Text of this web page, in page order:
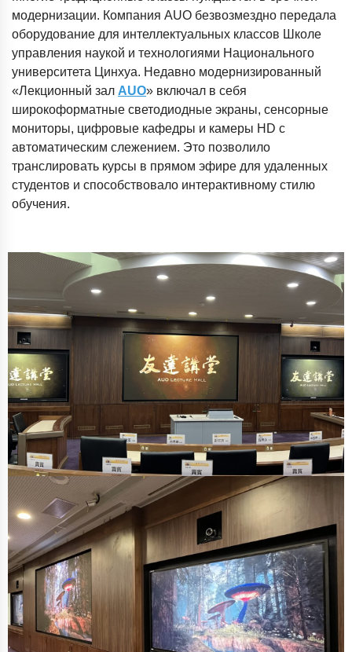
модернизации. Компания AUO безвозмездно передала
оборудование для интеллектуальных классов Школе
управления наукой и технологиями Национального
университета Цинхуа. Недавно модернизированный
«Лекционный зал AUO» включал в себя
широкоформатные светодиодные экраны, сенсорные
мониторы, цифровые кафедры и камеры HD с
автоматическим слежением. Это позволило
транслировать курсы в прямом эфире для удаленных
студентов и способствовало интерактивному стилю
обучения.